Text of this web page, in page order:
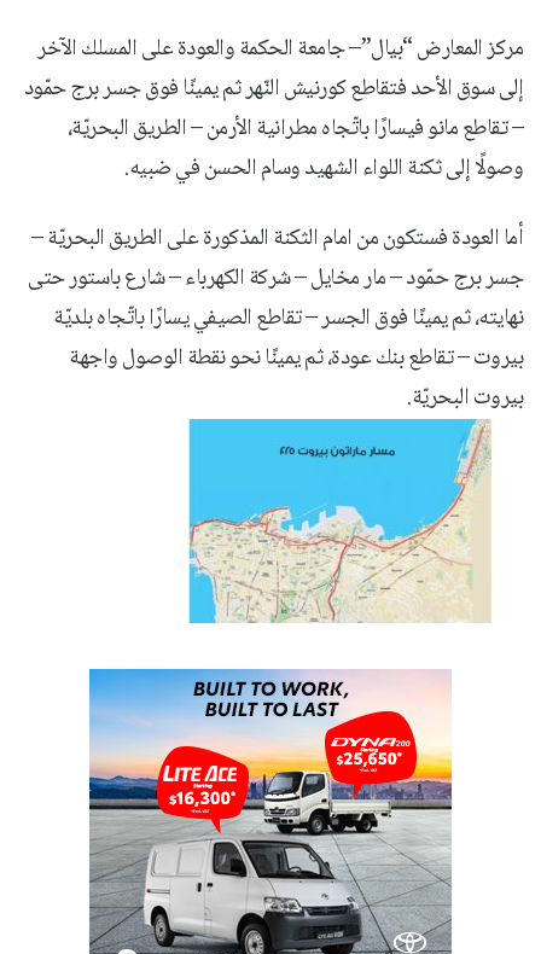
مركز المعارض “بيال”– جامعة الحكمة والعودة على المسلك الآخر
إلى سوق الأحد فتقاطع كورنيش النّهر ثم يمينًا فوق جسر برج حمّود
– تقاطع مانو فيسارًا باتّجاه مطرانية الأرمن – الطريق البحريّة،
وصولًا إلى ثكنة اللواء الشهيد وسام الحسن في ضبيه.
أما العودة فستكون من امام الثكنة المذكورة على الطريق البحريّة –
جسر برج حمّود – مار مخايل – شركة الكهرباء – شارع باستور حتى
نهايته، ثم يمينًا فوق الجسر – تقاطع الصيفي يسارًا باتّجاه بلديّة
بيروت – تقاطع بنك عودة، ثم يمينًا نحو نقطة الوصول واجهة
بيروت البحريّة.